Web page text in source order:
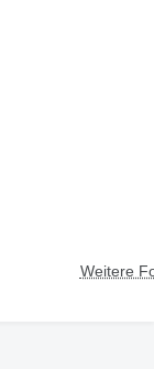
Weitere